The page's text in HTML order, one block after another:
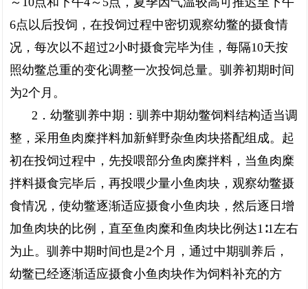
6点以后投饲，在投饲过程中密切观察幼鳖的摄食情
况，每次以不超过2小时摄食完毕为佳，每隔10天按
照幼鳖总重的变化调整一次投饲总量。驯养初期时间
为2个月。
2．幼鳖驯养中期：驯养中期幼鳖饲料结构适当调
整，采用鱼肉糜拌料加新鲜野杂鱼肉块搭配组成。起
初在投饲过程中，先投喂部分鱼肉糜拌料，当鱼肉糜
拌料摄食完毕后，再投喂少量小鱼肉块，观察幼鳖摄
食情况，使幼鳖逐渐适应摄食小鱼肉块，然后逐日增
加鱼肉块的比例，直至鱼肉糜和鱼肉块比例达1∶1左右
为止。驯养中期时间也是2个月，通过中期驯养后，
幼鳖已经逐渐适应摄食小鱼肉块作为饲料补充的方